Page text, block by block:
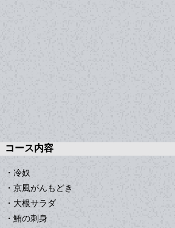
コース内容
・冷奴
・京風がんもどき
・大根サラダ
・鮪の刺身